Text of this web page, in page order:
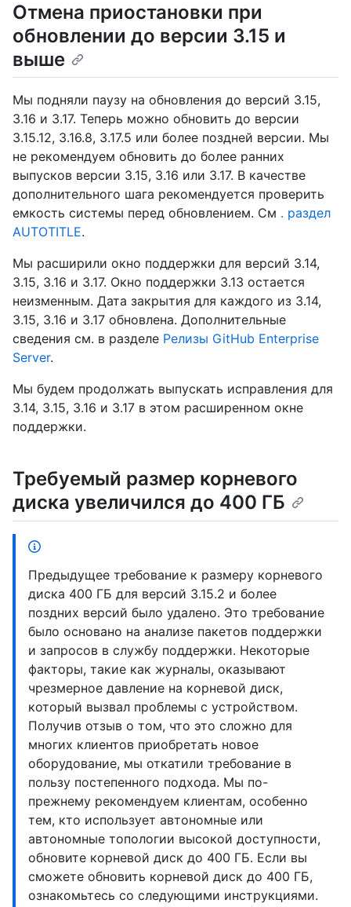
Отмена приостановки при
обновлении до версии 3.15 и
выше
Мы подняли паузу на обновления до версий 3.15,
3.16 и 3.17. Теперь можно обновить до версии
3.15.12, 3.16.8, 3.17.5 или более поздней версии. Мы
не рекомендуем обновить до более ранних
выпусков версии 3.15, 3.16 или 3.17. В качестве
дополнительного шага рекомендуется проверить
емкость системы перед обновлением. См . раздел
AUTOTITLE.
Мы расширили окно поддержки для версий 3.14,
3.15, 3.16 и 3.17. Окно поддержки 3.13 остается
неизменным. Дата закрытия для каждого из 3.14,
3.15, 3.16 и 3.17 обновлена. Дополнительные
сведения см. в разделе Релизы GitHub Enterprise
Server.
Мы будем продолжать выпускать исправления для
3.14, 3.15, 3.16 и 3.17 в этом расширенном окне
поддержки.
Требуемый размер корневого
диска увеличился до 400 ГБ
Предыдущее требование к размеру корневого
диска 400 ГБ для версий 3.15.2 и более
поздних версий было удалено. Это требование
было основано на анализе пакетов поддержки
и запросов в службу поддержки. Некоторые
факторы, такие как журналы, оказывают
чрезмерное давление на корневой диск,
который вызвал проблемы с устройством.
Получив отзыв о том, что это сложно для
многих клиентов приобретать новое
оборудование, мы откатили требование в
пользу постепенного подхода. Мы по-
прежнему рекомендуем клиентам, особенно
тем, кто использует автономные или
автономные топологии высокой доступности,
обновите корневой диск до 400 ГБ. Если вы
сможете обновить корневой диск до 400 ГБ,
ознакомьтесь со следующими инструкциями.